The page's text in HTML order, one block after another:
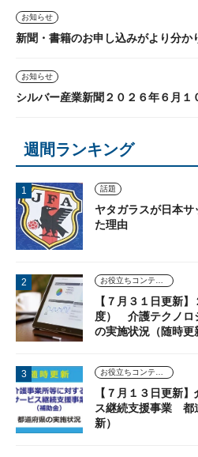
お知らせ
新聞・書籍のお申し込みがより分か
お知らせ
シルバー産業新聞２０２６年６月１
週間ランキング
話題
ヤタガラスが日本
た理由
お役立ちコンテンツ
【７月３１日更新
度） 介護テクノロ
の実施状況（随時更
お役立ちコンテンツ
【７月１３日更新
ス継続支援事業 都
新）